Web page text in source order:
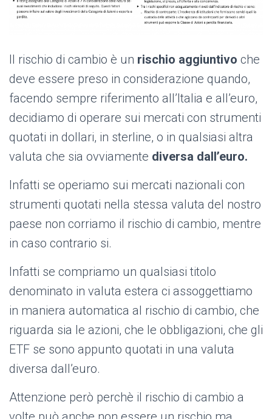
Il rischio di cambio è un rischio aggiuntivo che
deve essere preso in considerazione quando,
facendo sempre riferimento all’Italia e all’euro,
decidiamo di operare sui mercati con strumenti
quotati in dollari, in sterline, o in qualsiasi altra
valuta che sia ovviamente diversa dall’euro.
Infatti se operiamo sui mercati nazionali con
strumenti quotati nella stessa valuta del nostro
paese non corriamo il rischio di cambio, mentre
in caso contrario si.
Infatti se compriamo un qualsiasi titolo
denominato in valuta estera ci assoggettiamo
in maniera automatica al rischio di cambio, che
riguarda sia le azioni, che le obbligazioni, che gli
ETF se sono appunto quotati in una valuta
diversa dall’euro.
Attenzione però perchè il rischio di cambio a